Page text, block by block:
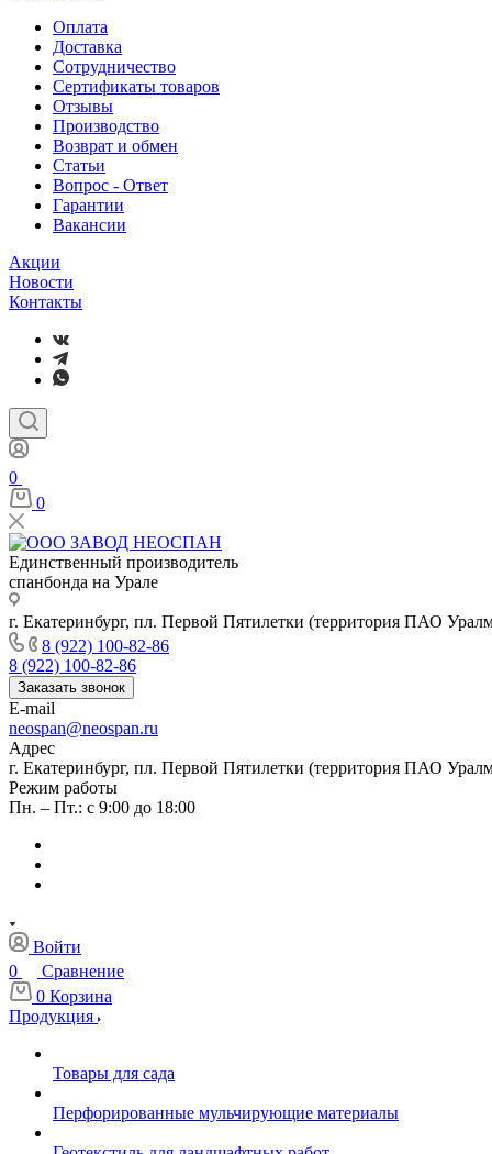
Оплата
Доставка
Сотрудничество
Сертификаты товаров
Отзывы
Производство
Возврат и обмен
Статьи
Вопрос - Ответ
Гарантии
Вакансии
Акции
Новости
Контакты
0
0
Единственный производитель
спанбонда на Урале
г. Екатеринбург, пл. Первой Пятилетки (территория ПАО
8 (922) 100-82-86
8 (922) 100-82-86
Заказать звонок
E-mail
neospan@neospan.ru
Адрес
г. Екатеринбург, пл. Первой Пятилетки (территория ПАО
Режим работы
Пн. – Пт.: с 9:00 до 18:00
Войти
0
Сравнение
0 Корзина
Продукция
Товары для сада
Перфорированные мульчирующие материалы